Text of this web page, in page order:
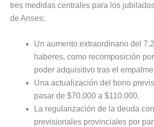
tres medidas centrales para los
de Anses:
Un aumento extraordinario del
haberes, como recomposición
poder adquisitivo tras el
Una actualización del bono
pasar de $70.000 a $110.000.
La regularización de la deuda
previsionales provinciales por